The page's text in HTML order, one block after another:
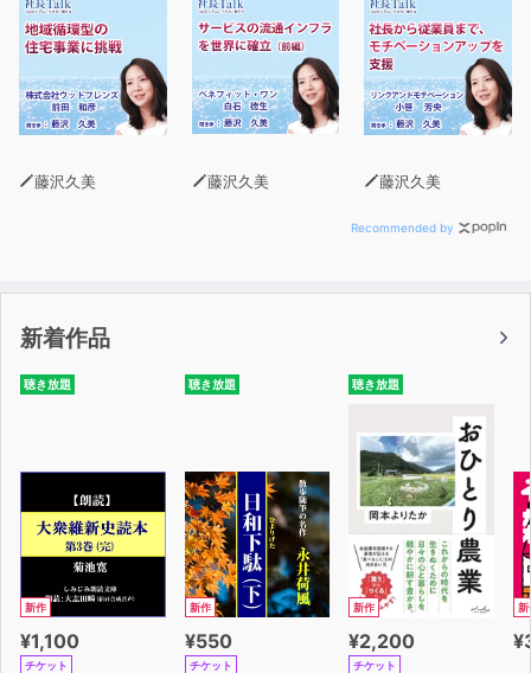
藤沢久美 藤沢久美 藤沢久美
Recommended by
新着作品
聴き放題
新作
¥1,100
チケット
聴き放題
新作
¥550
チケット
聴き放題
新作
¥2,200
チケット
新